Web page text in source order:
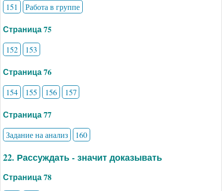
151 Работа в группе
Страница 75
152 153
Страница 76
154 155 156 157
Страница 77
Задание на анализ 160
22. Рассуждать - значит доказывать
Страница 78